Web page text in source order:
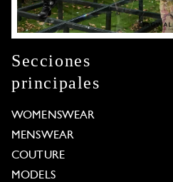
Secciones
principales
WOMENSWEAR
MENSWEAR
COUTURE
MODELS